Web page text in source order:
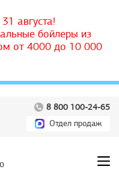
августа!
бойлеры из
от 4000 до 10 000
8 800 100-24-65
Отдел продаж